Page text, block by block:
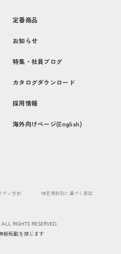
定番商品
お知らせ
特集・社員ブログ
カタログダウンロード
採用情報
海外向けページ(English)
ティ方針 特定商取引に基づく表記
RIGHTS RESERVED.
断転載を禁じます